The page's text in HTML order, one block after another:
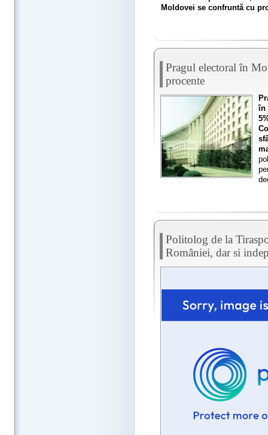
Moldovei se confruntă cu
Pragul electoral în
procente
în
Politolog de la
României, dar si